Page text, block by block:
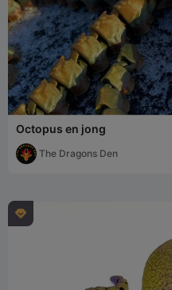
Octopus en jong
The Dragons Den
